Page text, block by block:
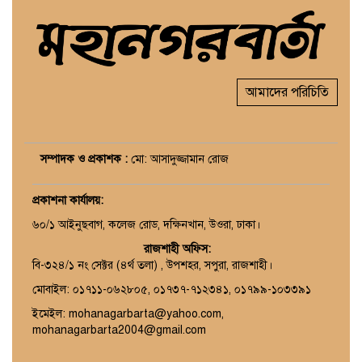
আমাদের পরিচিতি
সম্পাদক ও প্রকাশক : মো: আসাদুজ্জামান রোজ
প্রকাশনা কার্যালয়:
৬০/১ আইনুছবাগ, কলেজ রোড, দক্ষিনখান, উওরা, ঢাকা।
রাজশাহী অফিস:
বি-৩২৪/১ নং সেক্টর (৪র্থ তলা) , উপশহর, সপুরা, রাজশাহী।
মোবাইল: ০১৭১১-০৬২৮০৫, ০১৭৩৭-৭১২৩৪১, ০১৭৯৯-১০৩৩৯১
ইমেইল: mohanagarbarta@yahoo.com,
mohanagarbarta2004@gmail.com